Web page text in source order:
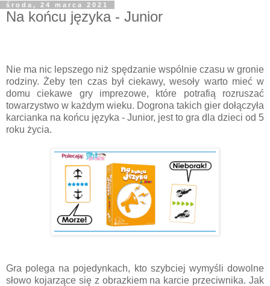
środa, 24 marca 2021
Na końcu języka - Junior
Nie ma nic lepszego niż spędzanie wspólnie czasu w gronie
rodziny. Żeby ten czas był ciekawy, wesoły warto mieć w
domu ciekawe gry imprezowe, które potrafią rozruszać
towarzystwo w każdym wieku. Dogrona takich gier dołączyła
karcianka na końcu języka - Junior, jest to gra dla dzieci od 5
roku życia.
Gra polega na pojedynkach, kto szybciej wymyśli dowolne
słowo kojarzące się z obrazkiem na karcie przeciwnika. Jak